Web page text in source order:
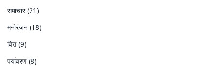
समाचार(21)
मनोरंजन (18)
वित्त(9)
पर्यावरण (8)